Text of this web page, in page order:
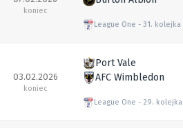
koniec
League One 31. kolejka
03.02.2026
koniec
Port Vale
AFC Wimbledon
League One 29. kolejka